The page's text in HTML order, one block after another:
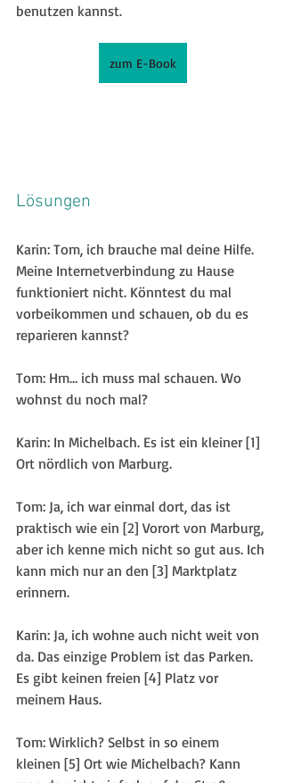
benutzen kannst.
zum E-Book
Lösungen
Karin: Tom, ich brauche mal deine Hilfe.
Meine Internetverbindung zu Hause
funktioniert nicht. Könntest du mal
vorbeikommen und schauen, ob du es
reparieren kannst?
Tom: Hm… ich muss mal schauen. Wo
wohnst du noch mal?
Karin: In Michelbach. Es ist ein kleiner [1]
Ort nördlich von Marburg.
Tom: Ja, ich war einmal dort, das ist
praktisch wie ein [2] Vorort von Marburg,
aber ich kenne mich nicht so gut aus. Ich
kann mich nur an den [3] Marktplatz
erinnern.
Karin: Ja, ich wohne auch nicht weit von
da. Das einzige Problem ist das Parken.
Es gibt keinen freien [4] Platz vor
meinem Haus.
Tom: Wirklich? Selbst in so einem
kleinen [5] Ort wie Michelbach? Kann